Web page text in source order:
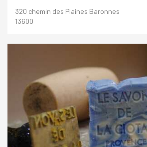
320 chemin des Plaines Baronnes
13600